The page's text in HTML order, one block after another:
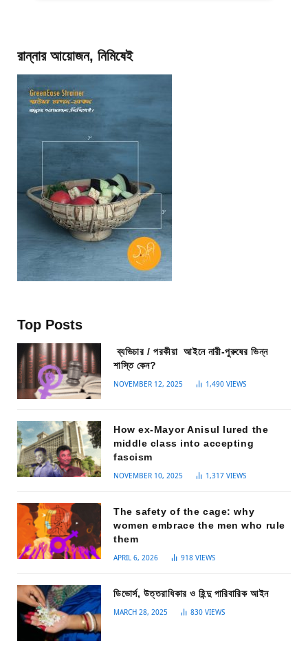
রান্নার আয়োজন, নিমিষেই
Top Posts
ব্যভিচার / পরকীয়া আইনে নারী-পুরুষের ভিন্ন
শাস্তি কেন?
NOVEMBER 12, 2025 1,490 VIEWS
How ex-Mayor Anisul lured the
middle class into accepting
fascism
NOVEMBER 10, 2025 1,317 VIEWS
The safety of the cage: why
women embrace the men who rule
them
APRIL 6, 2026 918 VIEWS
ডিভোর্স, উত্তরাধিকার ও হিন্দু পারিবারিক আইন
MARCH 28, 2025 830 VIEWS